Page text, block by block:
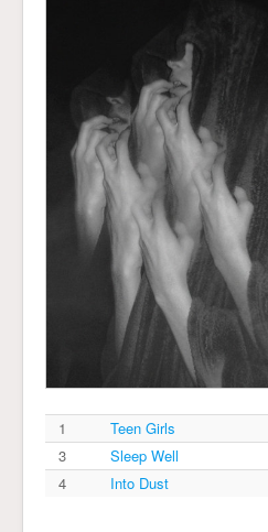
1
Teen Girls
3
Sleep Well
4
Into Dust